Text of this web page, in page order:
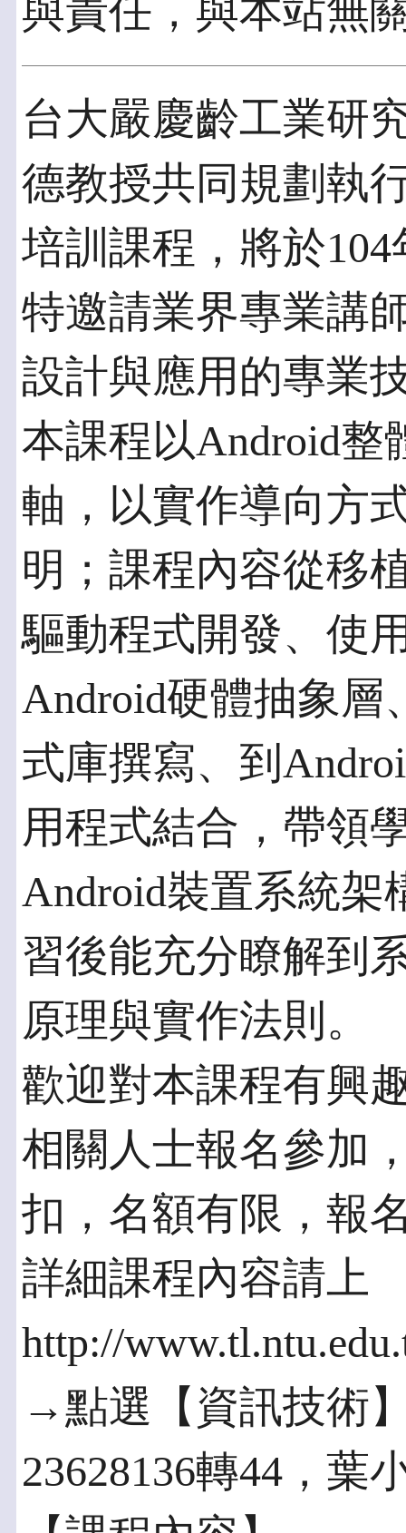
與責任，與本站無
台大嚴慶齡工業研
德教授共同規劃執
培訓課程，將於
特邀請業界專業講
設計與應用的專業
本課程以Android整
軸，以實作導向方
明；課程內容從移
驅動程式開發、使
Android硬體抽象層
式庫撰寫、到
用程式結合，帶領
Android裝置系統架
習後能充分瞭解到
原理與實作法則。
歡迎對本課程有興
相關人士報名參加
扣，名額有限，報
詳細課程內容請上
http://
→點選【資訊技術
23628136轉44，葉